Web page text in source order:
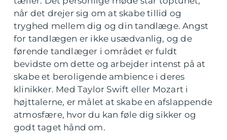
når det drejer sig om at skabe tillid og
tryghed mellem dig og din tandlæge. Angst
for tandlægen er ikke usædvanlig, og de
førende tandlæger i området er fuldt
bevidste om dette og arbejder intenst på at
skabe et beroligende ambience i deres
klinikker. Med Taylor Swift eller Mozart i
højttalerne, er målet at skabe en afslappende
atmosfære, hvor du kan føle dig sikker og
godt taget hånd om.